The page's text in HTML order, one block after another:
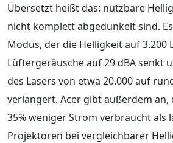
Übersetzt heißt das: nutzbare
nicht komplett abgedunkelt sind.
Modus, der die Helligkeit auf 3.200
Lüftergeräusche auf 29 dBA senkt
des Lasers von etwa 20.000 auf
verlängert. Acer gibt außerdem an,
35% weniger Strom verbraucht als
Projektoren bei vergleichbarer